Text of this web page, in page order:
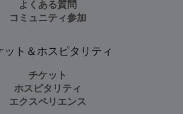
よくある質問
コミュニティ参加
ット＆ホスピタリティ
チケット
ホスピタリティ
エクスペリエンス